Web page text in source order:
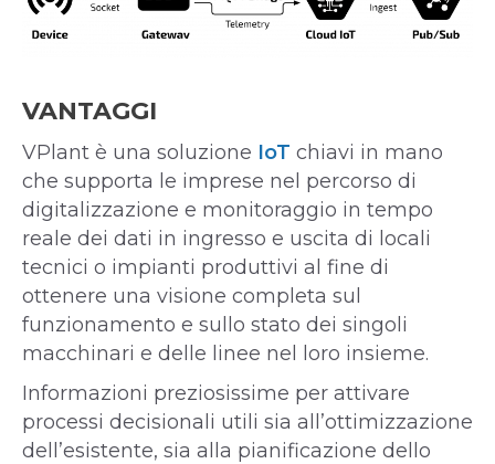
VANTAGGI
VPlant è una soluzione IoT chiavi in mano
che supporta le imprese nel percorso di
digitalizzazione e monitoraggio in tempo
reale dei dati in ingresso e uscita di locali
tecnici o impianti produttivi al fine di
ottenere una visione completa sul
funzionamento e sullo stato dei singoli
macchinari e delle linee nel loro insieme.
Informazioni preziosissime per attivare
processi decisionali utili sia all’ottimizzazione
dell’esistente, sia alla pianificazione dello